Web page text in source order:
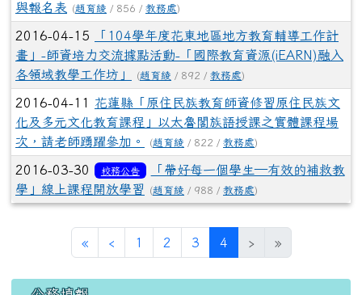
與報名表
(趙育綾 / 856 / 教務處)
2016-04-15
「104學年度花東地區地方教育輔導工作計
畫」-師資培力交流據點活動-「國際教育資源(iEARN)融入
各領域教學工作坊」
(趙育綾 / 892 / 教務處)
2016-04-11 花蓮縣「原住民族教育師資修習原住民族文
化及多元文化教育課程」以太魯閣族語授課之實體課程場
次，請老師踴躍參加。
(趙育綾 / 822 / 教務處)
2016-03-30 校務公告
「帶好每一個學生—有效的補救教
學」線上課程開放學習
(趙育綾 / 988 / 教務處)
«第一頁
‹上一頁
1 2 3 4(目前頁次)
› »
左邊區域內容